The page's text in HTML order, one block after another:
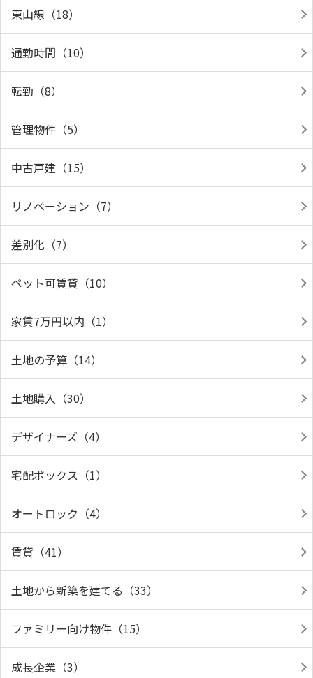
東山線（18）
通勤時間（10）
転勤（8）
管理物件（5）
中古戸建（15）
リノベーション（7）
差別化（7）
ペット可賃貸（10）
家賃7万円以内（1）
土地の予算（14）
土地購入（30）
デザイナーズ（4）
宅配ボックス（1）
オートロック（4）
賃貸（41）
土地から新築を建てる（33）
ファミリー向け物件（15）
成長企業（3）